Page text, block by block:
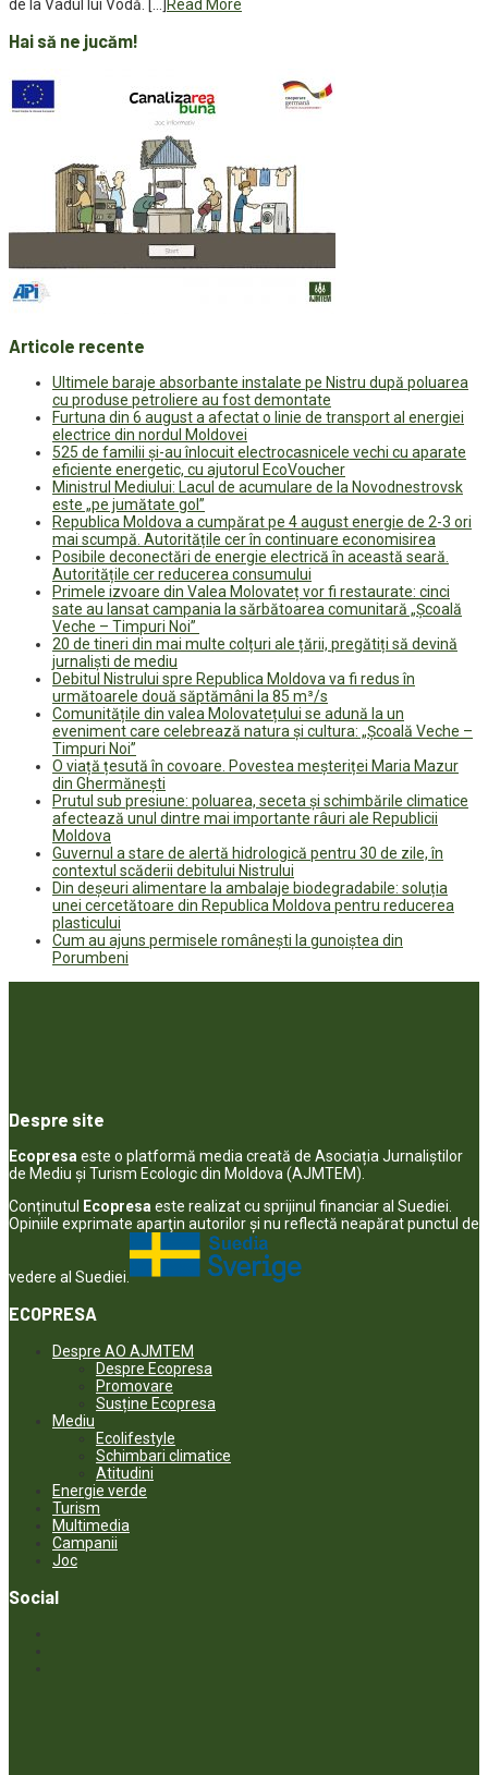
de la Vadul lui Vodă. […]
Read More
Hai să ne jucăm!
Articole recente
Ultimele baraje absorbante instalate pe Nistru după poluarea
cu produse petroliere au fost demontate
Furtuna din 6 august a afectat o linie de transport al energiei
electrice din nordul Moldovei
525 de familii și-au înlocuit electrocasnicele vechi cu aparate
eficiente energetic, cu ajutorul EcoVoucher
Ministrul Mediului: Lacul de acumulare de la Novodnestrovsk
este „pe jumătate gol”
Republica Moldova a cumpărat pe 4 august energie de 2-3 ori
mai scumpă. Autoritățile cer în continuare economisirea
Posibile deconectări de energie electrică în această seară.
Autoritățile cer reducerea consumului
Primele izvoare din Valea Molovateț vor fi restaurate: cinci
sate au lansat campania la sărbătoarea comunitară „Școală
Veche – Timpuri Noi”
20 de tineri din mai multe colțuri ale țării, pregătiți să devină
jurnaliști de mediu
Debitul Nistrului spre Republica Moldova va fi redus în
următoarele două săptămâni la 85 m³/s
Comunitățile din valea Molovatețului se adună la un
eveniment care celebrează natura și cultura: „Școală Veche –
Timpuri Noi”
O viață țesută în covoare. Povestea meșteriței Maria Mazur
din Ghermănești
Prutul sub presiune: poluarea, seceta și schimbările climatice
afectează unul dintre mai importante râuri ale Republicii
Moldova
Guvernul a stare de alertă hidrologică pentru 30 de zile, în
contextul scăderii debitului Nistrului
Din deșeuri alimentare la ambalaje biodegradabile: soluția
unei cercetătoare din Republica Moldova pentru reducerea
plasticului
Cum au ajuns permisele românești la gunoiștea din
Porumbeni
Despre site
Ecopresa este o platformă media creată de Asociația Jurnaliștilor
de Mediu și Turism Ecologic din Moldova (AJMTEM).
Conținutul
Ecopresa este realizat cu sprijinul financiar al Suediei.
Opiniile exprimate aparţin autorilor şi nu reflectă neapărat punctul de
vedere al Suediei.
ECOPRESA
Despre AO AJMTEM
Despre Ecopresa
Promovare
Susține Ecopresa
Mediu
Ecolifestyle
Schimbari climatice
Atitudini
Energie verde
Turism
Multimedia
Campanii
Joc
Social